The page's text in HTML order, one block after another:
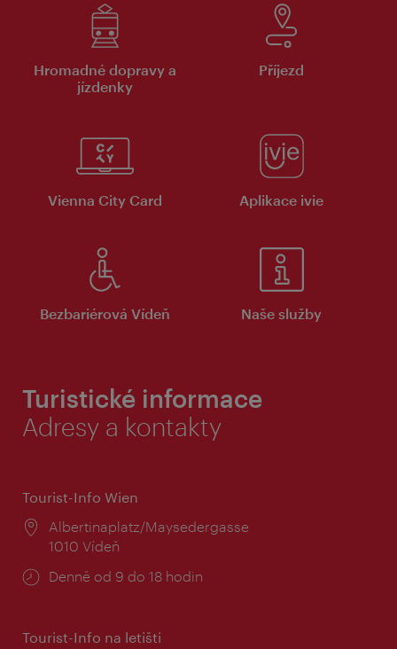
Hromadné dopravy a
jízdenky
Příjezd
Vienna City Card Aplikace ivie
Bezbariérová Vídeň Naše služby
Turistické informace
Adresy a kontakty
Tourist-Info Wien
Místo:
Albertinaplatz/Maysedergasse
1010 Vídeň
Provozní
Denně od 9 do 18 hodin
Tourist-Info na letišti